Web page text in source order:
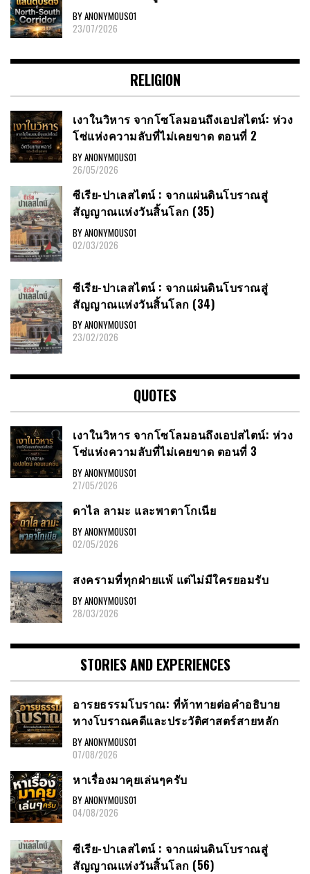
BY ANONYMOUS01
23/07/2026
RELIGION
เงาในวิหาร จากโซโลมอนถึงเอปสไตน์: ห่วง
โซ่แห่งความลับที่ไม่เคยขาด ตอนที่ 2
BY ANONYMOUS01
26/05/2026
ซีเรีย​-ปาเลสไตน์​ : จากแผ่นดินโบราณสู่
สัญญาณ​แห่งวันสิ้นโลก​ (35)
BY ANONYMOUS01
02/03/2026
ซีเรีย​-ปาเลสไตน์​ : จากแผ่นดินโบราณสู่
สัญญาณ​แห่งวันสิ้นโลก​ (34)
BY ANONYMOUS01
23/02/2026
QUOTES
เงาในวิหาร จากโซโลมอนถึงเอปสไตน์: ห่วง
โซ่แห่งความลับที่ไม่เคยขาด ตอนที่ 3
BY ANONYMOUS01
27/05/2026
ดาไล ลามะ และพาตาโกเนีย
BY ANONYMOUS01
02/05/2026
สงครามที่ทุกฝ่ายแพ้ แต่ไม่มีใครยอมรับ
BY ANONYMOUS01
28/03/2026
STORIES AND EXPERIENCES
อารยธรรมโบราณ: ที่ท้าทายต่อคำอธิบาย
ทางโบราณคดีและประวัติศาสตร์สายหลัก
BY ANONYMOUS01
07/08/2026
หาเรื่องมาคุยเล่นๆครับ
BY ANONYMOUS01
04/08/2026
ซีเรีย-ปาเลสไตน์ : จากแผ่นดินโบราณสู่
สัญญาณแห่งวันสิ้นโลก (56)